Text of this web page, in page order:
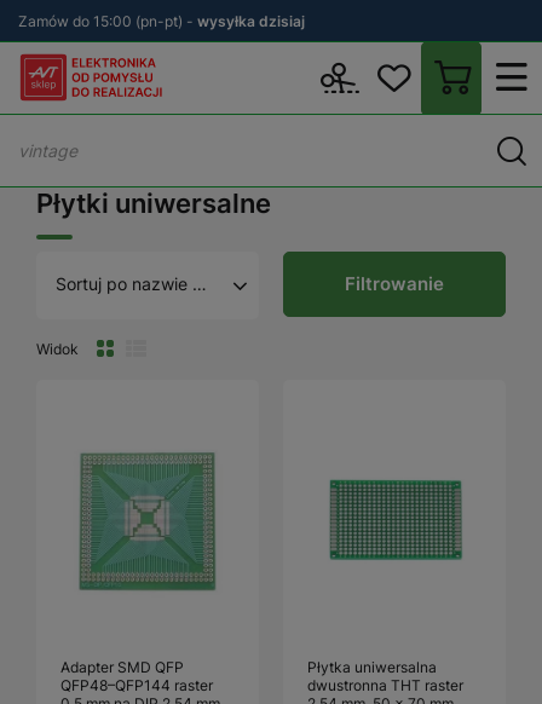
Zamów do 15:00 (pn-pt) - wysyłka dzisiaj
Płytki
Płytki uniwersalne
Sortuj po nazwie A - Z
Widok
Filtrowanie
Adapter SMD QFP
QFP48–QFP144 raster
Płytka uniwersalna
dwustronna THT raster